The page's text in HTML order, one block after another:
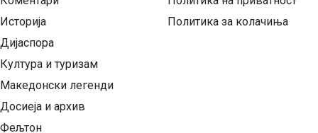
Историја
Дијаспора
Култура и туризам
Македонски легенди
Досиеја и архив
Фељтон
Политика за колачиња